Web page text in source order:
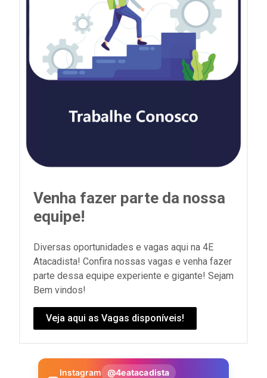
Venha fazer parte da nossa
equipe!
Diversas oportunidades e vagas aqui na 4E
Atacadista! Confira nossas vagas e venha fazer
parte dessa equipe experiente e gigante! Sejam
Bem vindos!
Veja aqui as Vagas disponíveis!
Instagram
@4eatacadista